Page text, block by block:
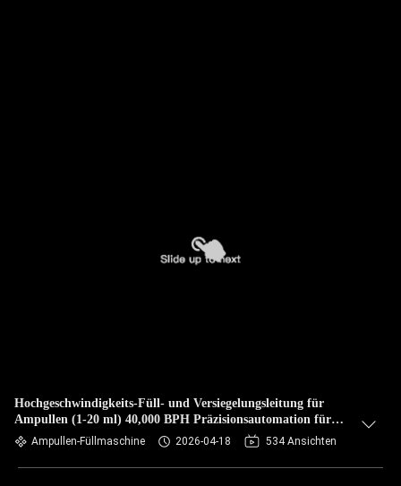
Hochgeschwindigkeits-Füll- und Versiegelungsleitung für
Ampullen (1-20 ml) 40,000 BPH Präzisionsautomation für
fortschrittliche Gesundheitslösungen
Ampullen-Füllmaschine 2026-04-18 534 Ansichten